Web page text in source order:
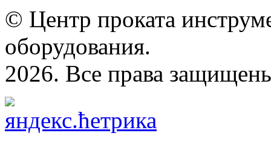
© Центр проката
оборудования.
2026. Все права